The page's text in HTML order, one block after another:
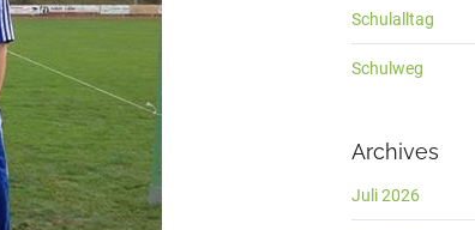
Schulalltag
Schulweg
Archives
Juli 2026